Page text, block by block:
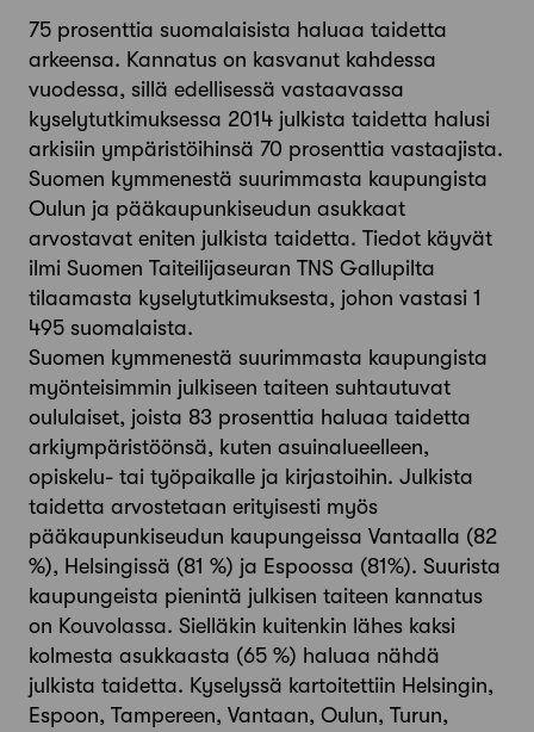
75 prosenttia suomalaisista haluaa taidetta
arkeensa. Kannatus on kasvanut kahdessa
vuodessa, sillä edellisessä vastaavassa
kyselytutkimuksessa 2014 julkista taidetta halusi
arkisiin ympäristöihinsä 70 prosenttia vastaajista.
Suomen kymmenestä suurimmasta kaupungista
Oulun ja pääkaupunkiseudun asukkaat
arvostavat eniten julkista taidetta. Tiedot käyvät
ilmi Suomen Taiteilijaseuran TNS Gallupilta
tilaamasta kyselytutkimuksesta, johon vastasi 1
495 suomalaista.
Suomen kymmenestä suurimmasta kaupungista
myönteisimmin julkiseen taiteen suhtautuvat
oululaiset, joista 83 prosenttia haluaa taidetta
arkiympäristöönsä, kuten asuinalueelleen,
opiskelu- tai työpaikalle ja kirjastoihin. Julkista
taidetta arvostetaan erityisesti myös
pääkaupunkiseudun kaupungeissa Vantaalla (82
%), Helsingissä (81 %) ja Espoossa (81%). Suurista
kaupungeista pienintä julkisen taiteen kannatus
on Kouvolassa. Sielläkin kuitenkin lähes kaksi
kolmesta asukkaasta (65 %) haluaa nähdä
julkista taidetta. Kyselyssä kartoitettiin Helsingin,
Espoon, Tampereen, Vantaan, Oulun, Turun,